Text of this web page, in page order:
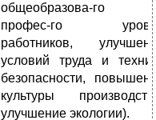
общеобразова-го
профес-го
работников,
условий труда и
безопасности,
культуры
улучшение экологии).